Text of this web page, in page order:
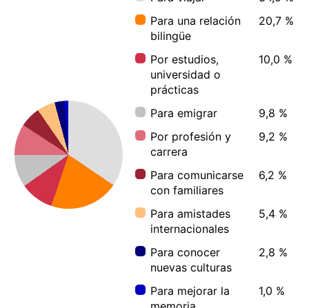
¿Cuánto tiempo dedican los alumnos
de indonesio al aprendizaje diario?
3 minutos:
6,5 %
7 minutos:
3,7 %
10 minutos:
13,1 %
17 minutos:
50,1 %
20 minutos:
6,1 %